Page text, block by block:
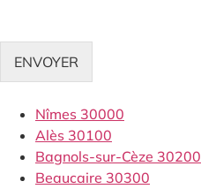
ENVOYER
Nîmes 30000
Alès 30100
Bagnols-sur-Cèze 30200
Beaucaire 30300